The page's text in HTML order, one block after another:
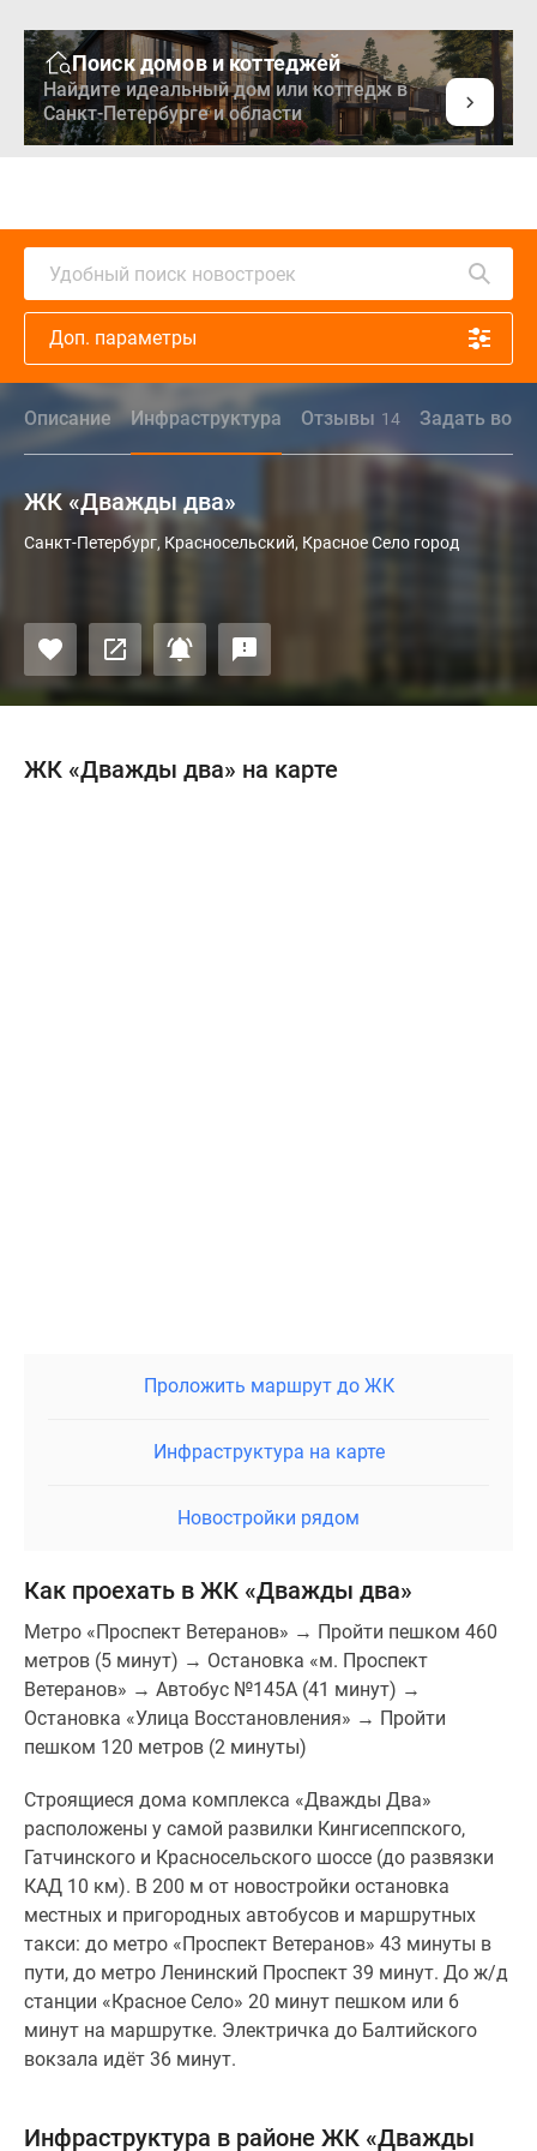
Поиск домов и коттеджей
Найдите идеальный дом или коттедж в
Санкт-Петербурге и области
Удобный поиск новостроек
Доп. параметры
Описание Инфраструктура Отзывы 14 Задать
ЖК «Дважды два»
Санкт-Петербург, Красносельский, Красное Село город
ЖК «Дважды два» на карте
Проложить маршрут до ЖК
Инфраструктура на карте
Новостройки рядом
Как проехать в ЖК «Дважды два»
Метро «Проспект Ветеранов» → Пройти пешком 460
метров (5 минут) → Остановка «м. Проспект
Ветеранов» → Автобус №145А (41 минут) →
Остановка «Улица Восстановления» → Пройти
пешком 120 метров (2 минуты)
Строящиеся дома комплекса «Дважды Два»
расположены у самой развилки Кингисеппского,
Гатчинского и Красносельского шоссе (до развязки
КАД 10 км). В 200 м от новостройки остановка
местных и пригородных автобусов и маршрутных
такси: до метро «Проспект Ветеранов» 43 минуты в
пути, до метро Ленинский Проспект 39 минут. До ж/д
станции «Красное Село» 20 минут пешком или 6
минут на маршрутке. Электричка до Балтийского
вокзала идёт 36 минут.
Инфраструктура в районе ЖК «Дважды